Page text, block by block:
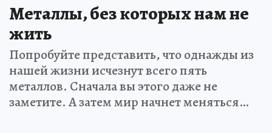
Металлы, без которых нам не
жить
Попробуйте представить, что однажды из
нашей жизни исчезнут всего пять
металлов. Сначала вы этого даже не
заметите. А затем мир начнет меняться…